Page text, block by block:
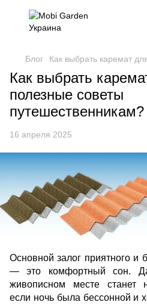
Блог Как выбрать каремат
Как выбрать
полезные советы
путешественникам?
16 апреля 2025
Основной залог приятного и
— это комфортный сон.
живописном месте станет
если ночь была бессонной и